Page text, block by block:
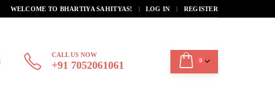
WELCOME TO BHARTIYA SAHITYAS! | LOG IN REGISTER
CALL US NOW
+91 7052061061 0